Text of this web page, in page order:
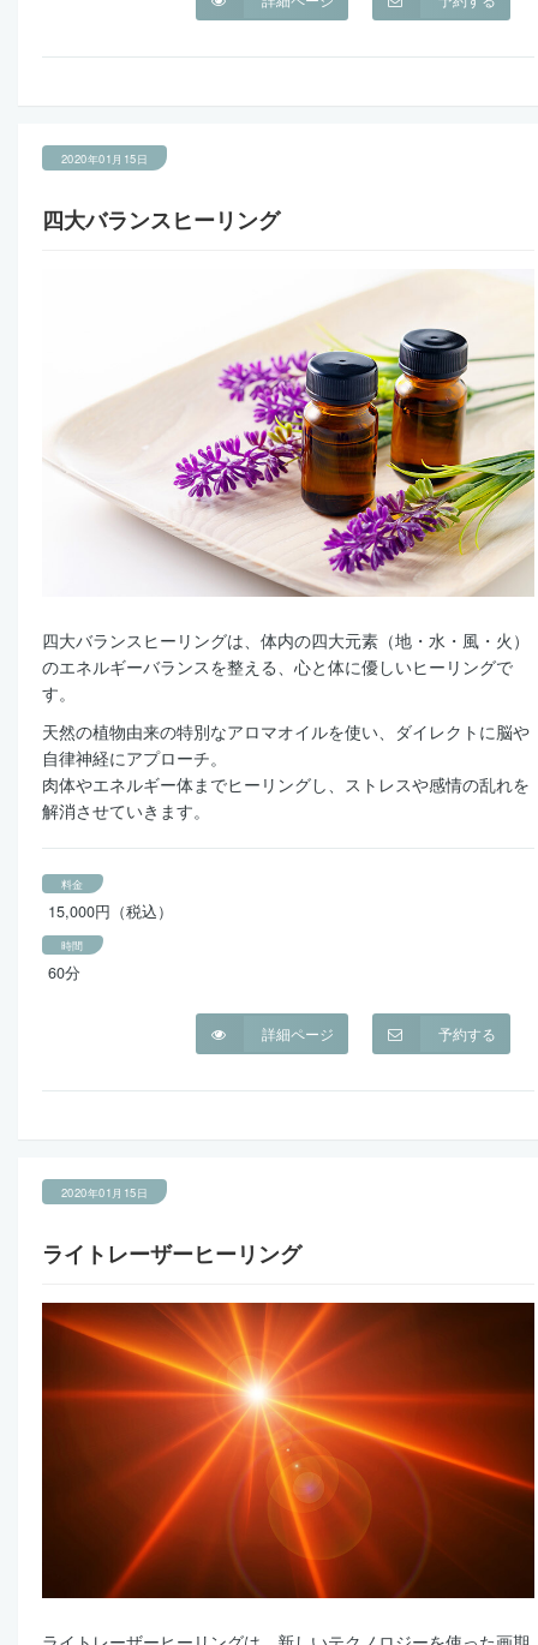
2020年01月15日
四大バランスヒーリング
四大バランスヒーリングは、体内の四大元素（地・水・風・火）
のエネルギーバランスを整える、心と体に優しいヒーリングで
す。
天然の植物由来の特別なアロマオイルを使い、ダイレクトに脳や
自律神経にアプローチ。
肉体やエネルギー体までヒーリングし、ストレスや感情の乱れを
解消させていきます。
料金
15,000円（税込）
時間
60分
予約する
詳細ページ
2020年01月15日
ライトレーザーヒーリング